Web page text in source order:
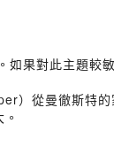
果對此主題較
）從曼徹斯特